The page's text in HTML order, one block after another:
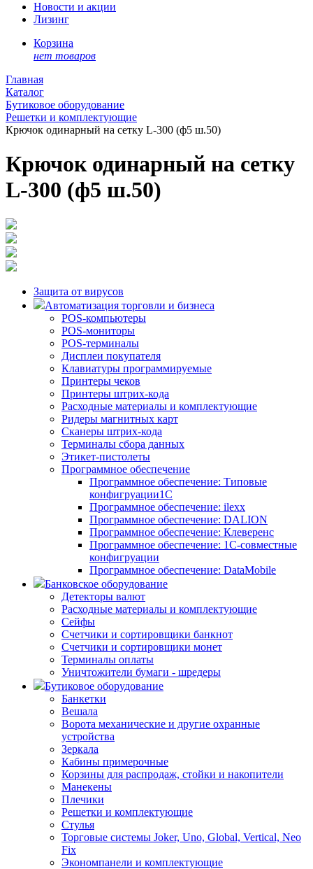
Новости и акции
Лизинг
Корзина
нет товаров
Главная
Каталог
Бутиковое оборудование
Решетки и комплектующие
Крючок одинарный на сетку L-300 (ф5 ш.50)
Крючок одинарный на сетку
L-300 (ф5 ш.50)
Защита от вирусов
Автоматизация торговли и бизнеса
POS-компьютеры
POS-мониторы
POS-терминалы
Дисплеи покупателя
Клавиатуры программируемые
Принтеры чеков
Принтеры штрих-кода
Расходные материалы и комплектующие
Ридеры магнитных карт
Сканеры штрих-кода
Терминалы сбора данных
Этикет-пистолеты
Программное обеспечение
Программное обеспечение: Типовые
конфигруации1С
Программное обеспечение: ilexx
Программное обеспечение: DALION
Программное обеспечение: Клеверенс
Программное обеспечение: 1С-совместные
конфигруации
Программное обеспечение: DataMobile
Банковское оборудование
Детекторы валют
Расходные материалы и комплектующие
Сейфы
Счетчики и сортировщики банкнот
Счетчики и сортировщики монет
Терминалы оплаты
Уничтожители бумаги - шредеры
Бутиковое оборудование
Банкетки
Вешала
Ворота механические и другие охранные
устройства
Зеркала
Кабины примерочные
Корзины для распродаж, стойки и накопители
Манекены
Плечики
Решетки и комплектующие
Стулья
Торговые системы Joker, Uno, Global, Vertical, Neo
Fix
Экономпанели и комплектующие